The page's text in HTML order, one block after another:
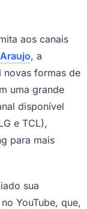
aos canais
, a
novas formas de
uma grande
disponível
e TCL),
para mais
sua
YouTube, que,